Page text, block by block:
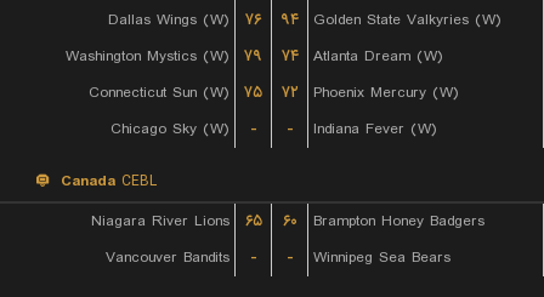
Dallas Wings (W)
۷۶ ۹۴
Golden State Valkyries (W)
Washington Mystics (W)
۷۹ ۷۴
Atlanta Dream (W)
Connecticut Sun (W)
۷۵ ۷۲
Phoenix Mercury (W)
Chicago Sky (W)
- - Indiana Fever (W)
Canada CEBL
Niagara River Lions
۶۵ ۶۰
Brampton Honey Badgers
Vancouver Bandits
- - Winnipeg Sea Bears